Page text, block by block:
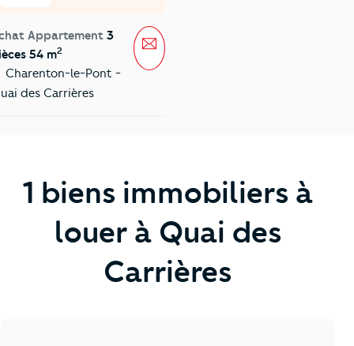
Appartement 3
54 m2
Charenton-le-Pont -
des Carrières
Message
1 biens immobiliers à
louer à Quai des
Carrières